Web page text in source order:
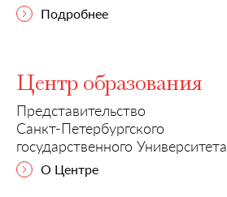
Подробнее
Центр образования
Представительство
Санкт-Петербургского
государственного Университета
О Центре